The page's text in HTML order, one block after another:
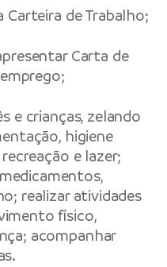
Carteira de Trabalho;
Carta de
e crianças, zelando
higiene
e lazer;
realizar atividades
físico,
acompanhar